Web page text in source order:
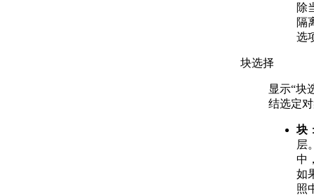
除
隔
选
块选择
显示“块
结选定
块
层
中
如
照